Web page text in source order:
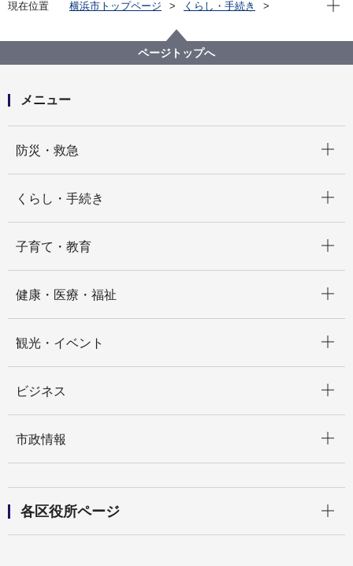
現在位置 横浜市トップページ
くらし・手続き
横浜みどりアップ計画
計画の柱３「市民が実感できる緑や花をつくる」
地域緑のまちづくり
ページトップへ
メニュー
防災・救急
くらし・手続き
子育て・教育
健康・医療・福祉
観光・イベント
ビジネス
市政情報
各区役所ページ